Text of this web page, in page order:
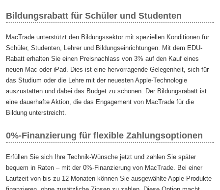
Bildungsrabatt für Schüler und Studenten
MacTrade unterstützt den Bildungssektor mit speziellen Konditionen für
Schüler, Studenten, Lehrer und Bildungseinrichtungen. Mit dem EDU-
Rabatt erhalten Sie einen Preisnachlass von 3% auf den Kauf eines
neuen Mac oder iPad. Dies ist eine hervorragende Gelegenheit, sich für
das Studium oder die Lehre mit der neuesten Apple-Technologie
auszustatten und dabei das Budget zu schonen. Der Bildungsrabatt ist
eine dauerhafte Aktion, die das Engagement von MacTrade für die
Bildung unterstreicht.
0%-Finanzierung für flexible Zahlungsoptionen
Erfüllen Sie sich Ihre Technik-Wünsche jetzt und zahlen Sie später
bequem in Raten – mit der 0%-Finanzierung von MacTrade. Bei einer
Laufzeit von bis zu 12 Monaten können Sie ausgewählte Apple-Produkte